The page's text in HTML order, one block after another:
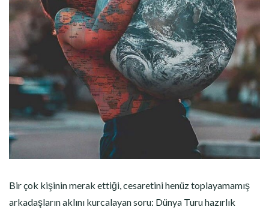
Bir çok kişinin merak ettiği, cesaretini henüz toplayamamış
arkadaşların aklını kurcalayan soru: Dünya Turu hazırlık